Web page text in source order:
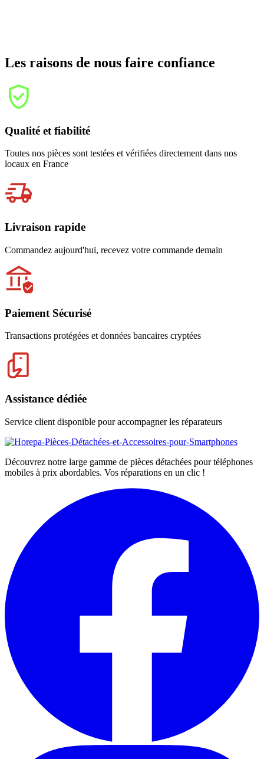
Les raisons de nous faire confiance
Qualité et fiabilité
Toutes nos pièces sont testées et vérifiées directement dans nos
locaux en France
Livraison rapide
Commandez aujourd'hui, recevez votre commande demain
Paiement Sécurisé
Transactions protégées et données bancaires cryptées
Assistance dédiée
Service client disponible pour accompagner les réparateurs
Découvrez notre large gamme de pièces détachées pour téléphones
mobiles à prix abordables. Vos réparations en un clic !